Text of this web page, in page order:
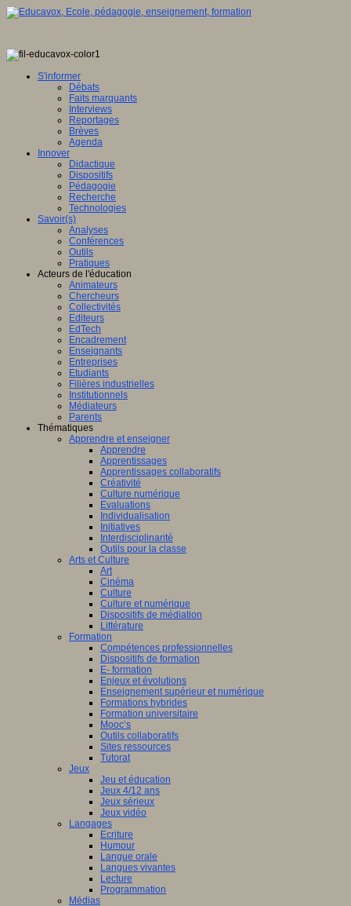
S'informer
Débats
Faits marquants
Interviews
Reportages
Brèves
Agenda
Innover
Didactique
Dispositifs
Pédagogie
Recherche
Technologies
Savoir(s)
Analyses
Conférences
Outils
Pratiques
Acteurs de l'éducation
Animateurs
Chercheurs
Collectivités
Editeurs
EdTech
Encadrement
Enseignants
Entreprises
Etudiants
Filières industrielles
Institutionnels
Médiateurs
Parents
Thématiques
Apprendre et enseigner
Apprendre
Apprentissages
Apprentissages collaboratifs
Créativité
Culture numérique
Evaluations
Individualisation
Initiatives
Interdisciplinarité
Outils pour la classe
Arts et Culture
Art
Cinéma
Culture
Culture et numérique
Dispositifs de médiation
Littérature
Formation
Compétences professionnelles
Dispositifs de formation
E- formation
Enjeux et évolutions
Enseignement supérieur et numérique
Formations hybrides
Formation universitaire
Mooc’s
Outils collaboratifs
Sites ressources
Tutorat
Jeux
Jeu et éducation
Jeux 4/12 ans
Jeux sérieux
Jeux vidéo
Langages
Ecriture
Humour
Langue orale
Langues vivantes
Lecture
Programmation
Médias